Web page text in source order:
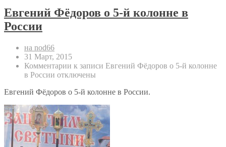
Евгений Фёдоров о 5-й колонне в
России
на nod66
31 Март, 2015
Комментарии к записи Евгений Фёдоров о 5-й колонне
в России отключены
Евгений Фёдоров о 5-й колонне в России.